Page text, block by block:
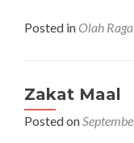
Posted in Olah Raga
Zakat Maal
Posted on